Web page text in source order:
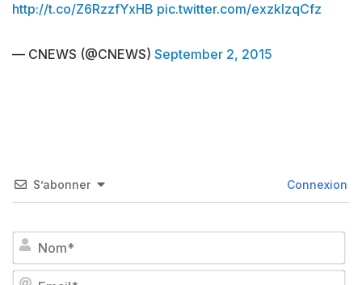
http://t.co/Z6RzzfYxHB pic.twitter.com/exzklzqCfz
— CNEWS (@CNEWS) September 2, 2015
S’abonner Connexion